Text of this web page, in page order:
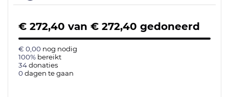
€ 272,40 van € 272,40 gedoneerd
€ 0,00 nog nodig
100% bereikt
34donaties
0dagen te gaan